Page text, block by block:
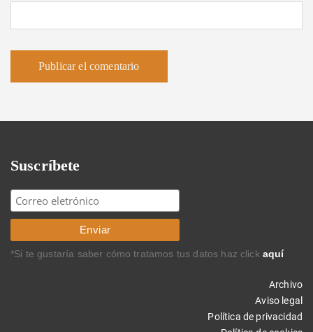
Suscríbete
*Si te gustaría saber cómo tratamos tus datos haz click aquí
Archivo
Aviso legal
Política de privacidad